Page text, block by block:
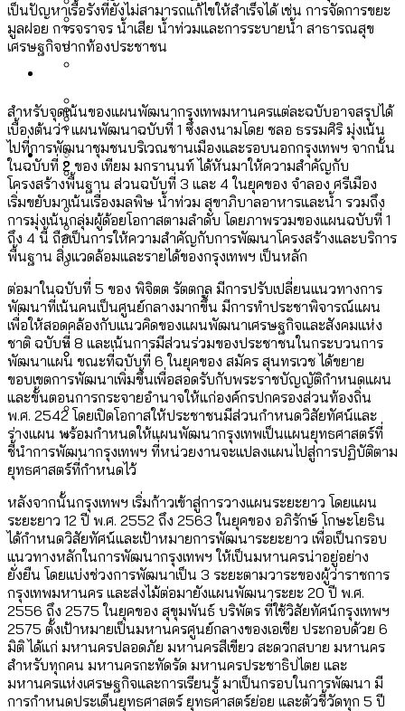
Vote62 ขอบคุณประชาชนที่ร่วม
พัทยา
กทม. มีอำนาจแค่ไหน ในการแก้ปัญหาให้คน
ที่อาศัยอยู่ในกรุงเทพฯ
ฉะเชิงเทรา นครปฐม และล่าสุดที่กาญจนบุรี
งบระบายน้ำ-ป้องกันน้ำท่วม 4 ปี (2566-
2569) ของ กทม. ในยุคชัชชาติ ลงเขตไหน
ทำอะไรบ้าง
[ข้อมูลดิบ]
ความเกลียดชังที่ขายได้ : สำรวจ Hate
Speech ที่ถูกผลิตซ้ำผ่านวิดีโอ AI ในช่วง
ความขัดแย้งไทย-กัมพูชา
กรุงเทพฯ เมืองคอนเสิร์ต : สำรวจ
คอนเสิร์ตและแฟนมีตติ้งในไทยจำนวน 526
งาน ตั้งแต่ปี 2023-2024
ปีนกำแพงส่องซีรีส์จีน: จีนส่งออกภาพ
ลักษณ์แบบไหนสู่สายตาโลก
ค่าฝุ่นในกรุงเทพฯ 2025 เทียบกับจำนวน
สำรวจเศรษฐกิจในกรุงเทพฯ ผ่าน
Bangkok Index 2025
สำรวจงบประมาณรายเขตในกรุงเทพฯ
ผ่าน Bangkok Index 2025
สำรวจรายได้จากการจัดเก็บภาษีใน
กรุงเทพฯ ผ่าน Bangkok Index 2025
สังคมสูงวัยระดับสุดยอด และ 64 จังหวัดที่
ตายมากกว่าเกิด
กรุงเทพฯ เมืองสังคมผู้สูงอายุ [ข้อมูลดิบ]
กรุงเทพฯ เมืองสังคมผู้สูงอายุ : 36 เขตมี
คนตายมากกว่าคนเกิด 18 เขตเป็นสังคมผู้
สูงอายุระดับสุดยอด
Bangkok Index 2025 : อันดับความน่าอยู่
ของ 50 เขตในกรุงเทพฯ
สำรวจเหตุไฟไหม้ในกรุงเทพฯ 2568
[ข้อมูลดิบ]
คำนำหน้านามและกฎหมายสมรสเท่าเทียม
[ข้อมูลดิบ]
กรุงเทพฯ เมืองสังคมผู้สูงอายุ [ข้อมูลดิบ]
สวนสาธารณะและพื้นที่สีเขียวใน กทม.
[ข้อมูลดิบ]
Project
Bangkok Index
Bangkok Index 2022
DEMO Thailand
About Us
เป็นปัญหาเรื้อรังที่ยังไม่สามารถแก้ไขให้สำเร็จได้ เช่น การจัดการขยะ
มูลฝอย การจราจร น้ำเสีย น้ำท่วมและการระบายน้ำ สาธารณสุข
เศรษฐกิจปากท้องประชาชน
สำหรับจุดเน้นของแผนพัฒนากรุงเทพมหานครแต่ละฉบับอาจสรุปได้
เบื้องต้นว่า แผนพัฒนาฉบับที่ 1 ซึ่งลงนามโดย ชลอ ธรรมศิริ มุ่งเน้น
ไปที่การพัฒนาชุมชนบริเวณชานเมืองและรอบนอกกรุงเทพฯ จากนั้น
ในฉบับที่ 2 ของ เทียม มกรานนท์ ได้หันมาให้ความสำคัญกับ
โครงสร้างพื้นฐาน ส่วนฉบับที่ 3 และ 4 ในยุคของ จำลอง ศรีเมือง
เริ่มขยับมาเน้นเรื่องมลพิษ น้ำท่วม สุขาภิบาลอาหารและน้ำ รวมถึง
การมุ่งเน้นกลุ่มผู้ด้อยโอกาสตามลำดับ โดยภาพรวมของแผนฉบับที่ 1
ถึง 4 นี้ ถือเป็นการให้ความสำคัญกับการพัฒนาโครงสร้างและบริการ
พื้นฐาน สิ่งแวดล้อมและรายได้ของกรุงเทพฯ เป็นหลัก
ต่อมาในฉบับที่ 5 ของ พิจิตต รัตตกุล มีการปรับเปลี่ยนแนวทางการ
พัฒนาที่เน้นคนเป็นศูนย์กลางมากขึ้น มีการทำประชาพิจารณ์แผน
เพื่อให้สอดคล้องกับแนวคิดของแผนพัฒนาเศรษฐกิจและสังคมแห่ง
ชาติ ฉบับที่ 8 และเน้นการมีส่วนร่วมของประชาชนในกระบวนการ
พัฒนาแผน ขณะที่ฉบับที่ 6 ในยุคของ สมัคร สุนทรเวช ได้ขยาย
ขอบเขตการพัฒนาเพิ่มขึ้นเพื่อสอดรับกับพระราชบัญญัติกำหนดแผน
และขั้นตอนการกระจายอำนาจให้แก่องค์กรปกครองส่วนท้องถิ่น
พ.ศ. 2542 โดยเปิดโอกาสให้ประชาชนมีส่วนกำหนดวิสัยทัศน์และ
ร่างแผน พร้อมกำหนดให้แผนพัฒนากรุงเทพเป็นแผนยุทธศาสตร์ที่
ชี้นำการพัฒนากรุงเทพฯ ที่หน่วยงานจะแปลงแผนไปสู่การปฏิบัติตาม
ยุทธศาสตร์ที่กำหนดไว้
หลังจากนั้นกรุงเทพฯ เริ่มก้าวเข้าสู่การวางแผนระยะยาว โดยแผน
ระยะยาว 12 ปี พ.ศ. 2552 ถึง 2563 ในยุคของ อภิรักษ์ โกษะโยธิน
ได้กำหนดวิสัยทัศน์และเป้าหมายการพัฒนาระยะยาว เพื่อเป็นกรอบ
แนวทางหลักในการพัฒนากรุงเทพฯ ให้เป็นมหานครน่าอยู่อย่าง
ยั่งยืน โดยแบ่งช่วงการพัฒนาเป็น 3 ระยะตามวาระของผู้ว่าราชการ
กรุงเทพมหานคร และส่งไม้ต่อมายังแผนพัฒนาระยะ 20 ปี พ.ศ.
2556 ถึง 2575 ในยุคของ สุขุมพันธ์ บริพัตร ที่ใช้วิสัยทัศน์กรุงเทพฯ
2575 ตั้งเป้าหมายเป็นมหานครศูนย์กลางของเอเชีย ประกอบด้วย 6
มิติ ได้แก่ มหานครปลอดภัย มหานครสีเขียว สะดวกสบาย มหานคร
สำหรับทุกคน มหานครกะทัดรัด มหานครประชาธิปไตย และ
มหานครแห่งเศรษฐกิจและการเรียนรู้ มาเป็นกรอบในการพัฒนา มี
การกำหนดประเด็นยุทธศาสตร์ ยุทธศาสตร์ย่อย และตัวชี้วัดทุก 5 ปี